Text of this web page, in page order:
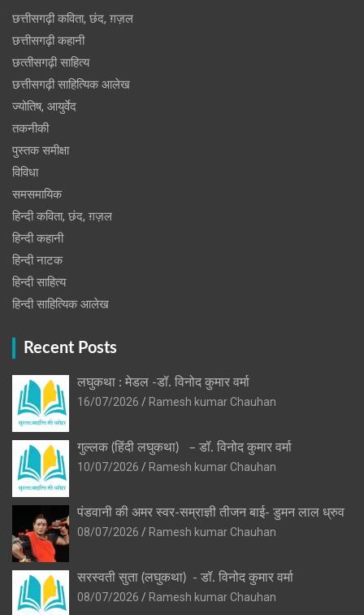
छत्तीसगढ़ी कविता, छंद, ग़ज़ल
छत्तीसगढ़ी कहानी
छत्‍तीसगढ़ी साहित्‍य
छत्तीसगढ़ी साहित्यिक आलेख
ज्योतिष, आयुर्वेद
तकनीकी
पुस्‍तक समीक्षा
विविधा
समसमायिक
हिन्दी कविता, छंद, ग़ज़ल
हिन्दी कहानी
हिन्‍दी नाटक
हिन्दी साहित्य
हिन्दी साहित्यिक आलेख
Recent Posts
लघुकथा : मेडल -डॉ. विनोद कुमार वर्मा
16/07/2026
Ramesh kumar Chauhan
गुल्लक (हिंदी लघुकथा) – डॉ. विनोद कुमार वर्मा
10/07/2026
Ramesh kumar Chauhan
पंडवानी की अमर स्वर-सम्राज्ञी तीजन बाई- डुमन लाल ध्रुव
08/07/2026
Ramesh kumar Chauhan
सरस्वती सुता (लघुकथा) ​- डॉ. विनोद कुमार वर्मा
08/07/2026
Ramesh kumar Chauhan